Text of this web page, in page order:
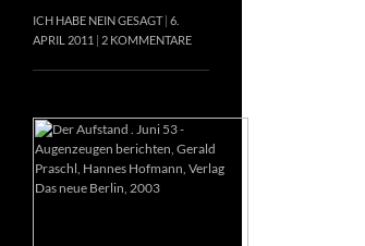
ICH HABE NEIN GESAGT 6.
APRIL 2011
2 KOMMENTARE